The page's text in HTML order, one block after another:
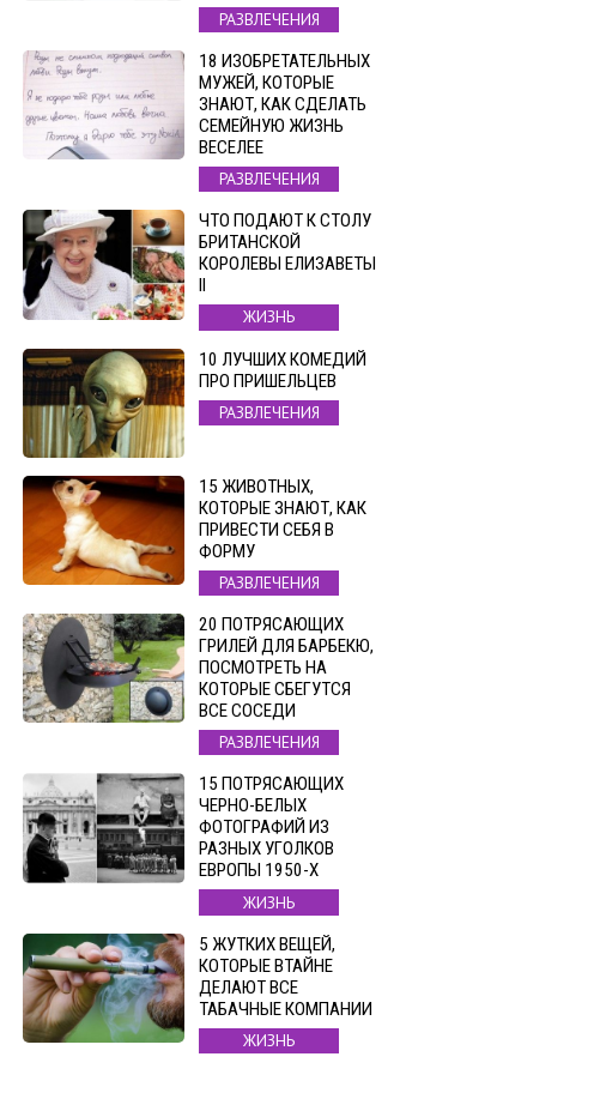
РАЗВЛЕЧЕНИЯ
18 ИЗОБРЕТАТЕЛЬНЫХ
МУЖЕЙ, КОТОРЫЕ
ЗНАЮТ, КАК СДЕЛАТЬ
СЕМЕЙНУЮ ЖИЗНЬ
ВЕСЕЛЕЕ
РАЗВЛЕЧЕНИЯ
ЧТО ПОДАЮТ К СТОЛУ
БРИТАНСКОЙ
КОРОЛЕВЫ ЕЛИЗАВЕТЫ
ЖИЗНЬ
10 ЛУЧШИХ КОМЕДИЙ
ПРО ПРИШЕЛЬЦЕВ
РАЗВЛЕЧЕНИЯ
15 ЖИВОТНЫХ,
КОТОРЫЕ ЗНАЮТ, КАК
ПРИВЕСТИ СЕБЯ В
ФОРМУ
РАЗВЛЕЧЕНИЯ
20 ПОТРЯСАЮЩИХ
ГРИЛЕЙ ДЛЯ БАРБЕКЮ,
ПОСМОТРЕТЬ НА
КОТОРЫЕ СБЕГУТСЯ
ВСЕ СОСЕДИ
РАЗВЛЕЧЕНИЯ
15 ПОТРЯСАЮЩИХ
ЧЕРНО-БЕЛЫХ
ФОТОГРАФИЙ ИЗ
РАЗНЫХ УГОЛКОВ
ЕВРОПЫ 1950-Х
ЖИЗНЬ
5 ЖУТКИХ ВЕЩЕЙ,
КОТОРЫЕ ВТАЙНЕ
ДЕЛАЮТ ВСЕ
ТАБАЧНЫЕ КОМПАНИИ
ЖИЗНЬ